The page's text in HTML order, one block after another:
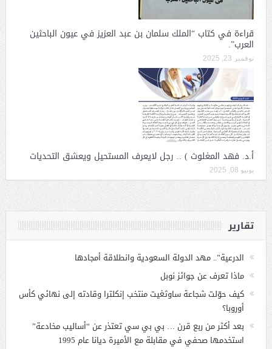
قراءة في كتاب “الملك سلمان بن عبد العزيز في عيون الباحثين
العرب”.
نوفمبر 23, 2025
أ.د. فهد المغلوث ) .. رجل لايعرف المستحيل ويعشق التحديات
يونيو 08, 2025
تقارير
الدرعية”.. مهد الدولة السعودية وانطلاقة أمجادها
ماذا تعرف عن جوائز نوبل
كيف حوّلت شجاعة ساوثغيت منتخب إنكلترا وقادته إلى نهائي كأس
أوروبا؟
بعد أكثر من ربع قرن … بي بي سي تعتذر عن “أساليب مخادعة”
استخدمها صحفي في مقابلة مع الأميرة ديانا عام 1995